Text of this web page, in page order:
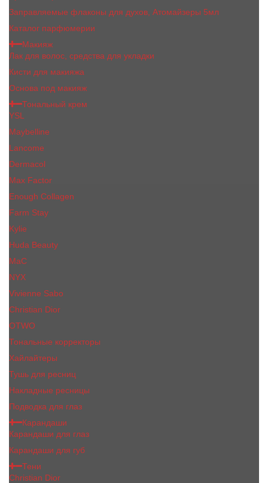
Заправляемые флаконы для духов, Атомайзеры 5мл
Каталог парфюмерии
Макияж
Лак для волос, средства для укладки
Кисти для макияжа
Основа под макияж
Тональный крем
YSL
Maybelline
Lancome
Dermacol
Max Factor
Enough Collagen
Farm Stay
Kylie
Huda Beauty
МаС
NYX
Vivienne Sabo
Сhristiаn Diоr
OTWO
Тональные корректоры
Хайлайтеры
Тушь для ресниц
Накладные ресницы
Подводка для глаз
Карандаши
Карандаши для глаз
Карандаши для губ
Тени
Christian Dior